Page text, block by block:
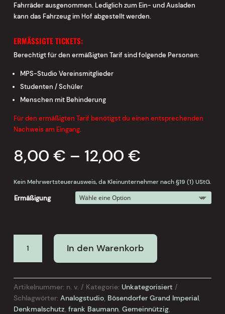
Fahrräder ausgenommen. Lediglich zum Ein- und Ausladen
kann das Fahrzeug im Hof abgestellt werden.
ERMÄSSIGTE TICKETS:
Berechtigt für den ermäßigten Tarif sind folgende Personen:
MPS-Studio Vereinsmitglieder
Studenten / Schüler
Menschen mit Behinderung
Für den ermäßigten Tarif benötigst du einen entsprechenden
Nachweis am Eingang.
8,00 € – 12,00 €
Kein Mehrwertsteuerausweis, da Kleinunternehmer nach §19 (1) UStG.
Ermäßigung
DURCH
DAS
STUDIO
August
Menge
In den Warenkorb
Artikelnummer: n. v. Kategorie: Unkategorisiert
Schlagwörter: Analogstudio, Bösendorfer Grand Imperial,
Denkmalschutz, frank Baumann, Gemeinnützig,